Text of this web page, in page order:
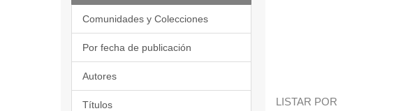
Comunidades y Colecciones
Por fecha de publicación
Autores
Títulos LISTAR POR